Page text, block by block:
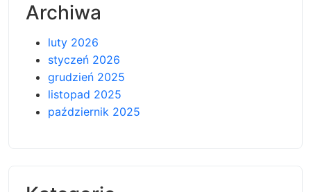
Archiwa
luty 2026
styczeń 2026
grudzień 2025
listopad 2025
październik 2025